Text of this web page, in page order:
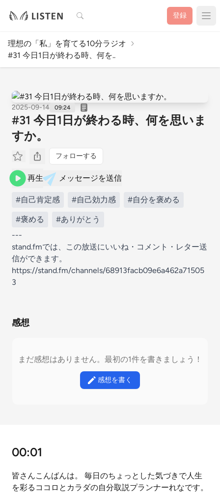
検索 登録
理想の「私」を育てる10分ラジオ
#31 今日1日が終わる時、何を..
2025-09-14 09:24
#31 今日1日が終わる時、何を思いま
すか。
フォローする
再生 メッセージを送信
#自己肯定感 #自己効力感 #自分を褒める
#褒める
#ありがとう
---
stand.fmでは、この放送にいいね・コメント・レター送
信ができます。
https://stand.fm/channels/68913facb09e6a462a71505
3
感想
まだ感想はありません。最初の1件を書きましょう！
感想を書く
00:01
皆さんこんばんは。 毎日のちょっとした気づきで人生
を彩るココロとカラダの自分取説プランナーれなです。